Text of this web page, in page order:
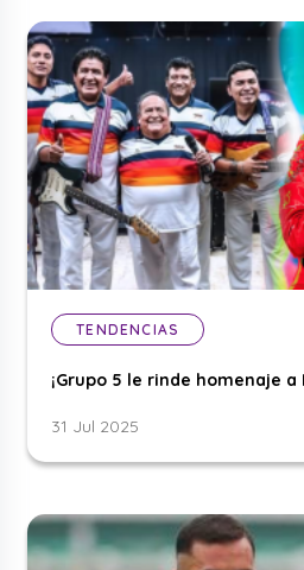
TENDENCIAS
¡Grupo 5 le rinde homenaje a
31 Jul 2025